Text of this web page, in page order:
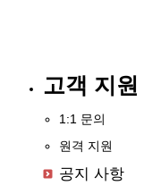
고객 지원
1:1 문의
원격 지원
공지 사항